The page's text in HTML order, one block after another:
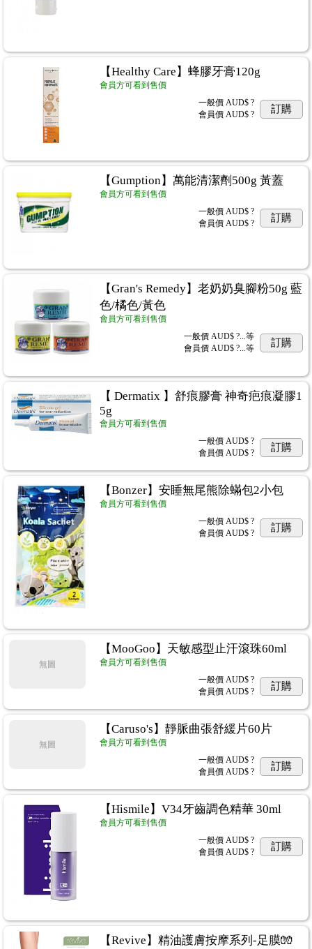
【Healthy Care】蜂膠牙膏120g
會員方可看到售價
一般價 AUD$ ?
會員價 AUD$ ? 訂購
【Gumption】萬能清潔劑500g 黃蓋
會員方可看到售價
一般價 AUD$ ?
會員價 AUD$ ? 訂購
【Gran's Remedy】老奶奶臭腳粉50g 藍
色/橘色/黃色
會員方可看到售價
一般價 AUD$ ?...等
會員價 AUD$ ?...等 訂購
【 Dermatix 】舒痕膠膏 神奇疤痕凝膠1
5g
會員方可看到售價
一般價 AUD$ ?
會員價 AUD$ ? 訂購
【Bonzer】安睡無尾熊除蟎包2小包
會員方可看到售價
一般價 AUD$ ?
會員價 AUD$ ? 訂購
無圖
【MooGoo】天敏感型止汗滾珠60ml
會員方可看到售價
一般價 AUD$ ?
會員價 AUD$ ? 訂購
無圖
【Caruso's】靜脈曲張舒緩片60片
會員方可看到售價
一般價 AUD$ ?
會員價 AUD$ ? 訂購
【Hismile】V34牙齒調色精華 30ml
會員方可看到售價
一般價 AUD$ ?
會員價 AUD$ ? 訂購
【Revive】精油護膚按摩系列-足膜🧤